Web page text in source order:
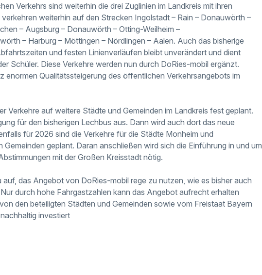
Verkehrs sind weiterhin die drei Zuglinien im Landkreis mit ihren
weiterhin auf den Strecken Ingolstadt – Rain – Donauwörth –
– Augsburg – Donauwörth – Otting-Weilheim –
– Harburg – Möttingen – Nördlingen – Aalen. Auch das bisherige
und festen Linienverläufen bleibt unverändert und dient
Schüler. Diese Verkehre werden nun durch DoRies-mobil ergänzt.
enormen Qualitätssteigerung des öffentlichen Verkehrsangebots im
Verkehre auf weitere Städte und Gemeinden im Landkreis fest geplant.
für den bisherigen Lechbus aus. Dann wird auch dort das neue
für 2026 sind die Verkehre für die Städte Monheim und
Gemeinden geplant. Daran anschließen wird sich die Einführung in und um
mit der Großen Kreisstadt nötig.
das Angebot von DoRies-mobil rege zu nutzen, wie es bisher auch
durch hohe Fahrgastzahlen kann das Angebot aufrecht erhalten
den beteiligten Städten und Gemeinden sowie vom Freistaat Bayern
investiert